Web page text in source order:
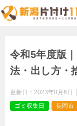
令和5年度版
法・出し方・
更新日： 2023年8月6日
ゴミ収集日
長岡市